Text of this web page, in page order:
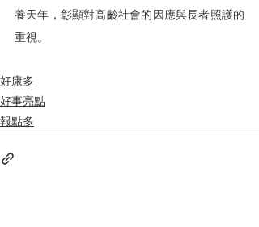
養天年，彰顯對高齡社會的因應與長者照護的
重視。
好康多
好事亮點
報點多